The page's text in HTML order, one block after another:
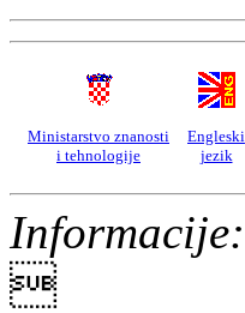
Ministarstvo znanosti
i tehnologije
Engleski
jezik
Informacije:
